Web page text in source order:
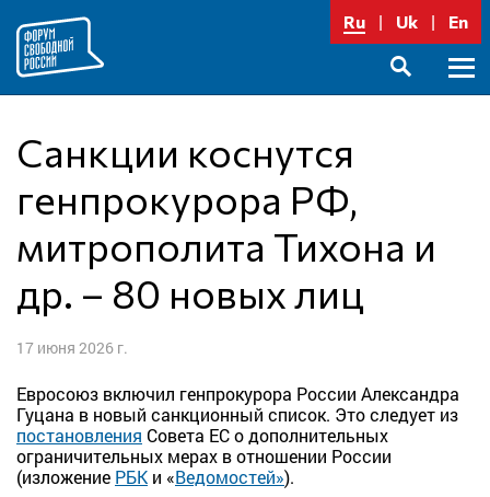
содержимому
Ru Uk En
Санкции коснутся
генпрокурора РФ,
митрополита Тихона и
др. – 80 новых лиц
17 июня 2026 г.
Евросоюз включил генпрокурора России Александра
Гуцана в новый санкционный список. Это следует из
постановления Совета ЕС о дополнительных
ограничительных мерах в отношении России
(изложение РБК и «Ведомостей»).